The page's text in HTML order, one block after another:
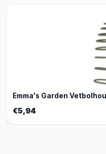
Emma's Garden
€5,94